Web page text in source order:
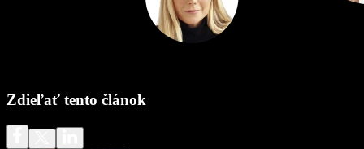
Zdieľať tento článok